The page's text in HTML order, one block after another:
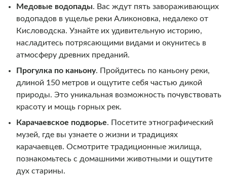
Медовые водопады. Вас ждут пять завораживающих
водопадов в ущелье реки Аликоновка, недалеко от
Кисловодска. Узнайте их удивительную историю,
насладитесь потрясающими видами и окунитесь в
атмосферу древних преданий.
Прогулка по каньону. Пройдитесь по каньону реки,
длиной 150 метров и ощутите себя частью дикой
природы. Это уникальная возможность почувствовать
красоту и мощь горных рек.
Карачаевское подворье. Посетите этнографический
музей, где вы узнаете о жизни и традициях
карачаевцев. Осмотрите традиционные жилища,
познакомьтесь с домашними животными и ощутите
дух старины.